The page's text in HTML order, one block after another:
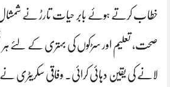
خطاب کرتے ہوئے بابر حیات تارڑ نے
صحت، تعلیم اور سڑکوں کی بہتری کے لئے ہر
لانے کی یقین دہائی کرائی۔ وفاقی